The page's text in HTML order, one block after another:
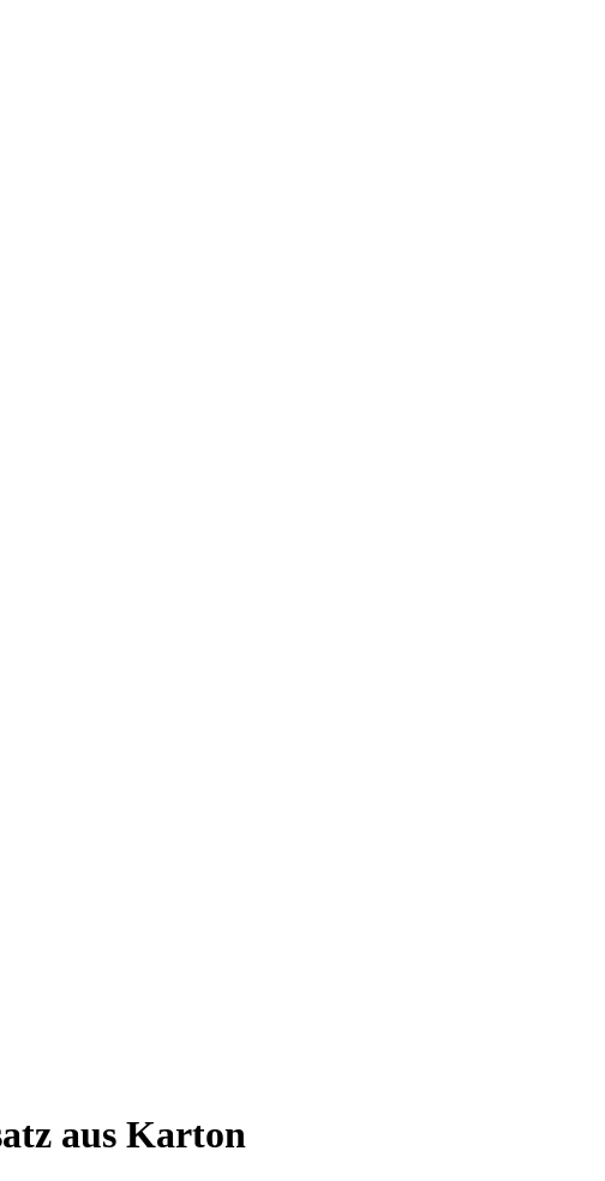
aus Karton